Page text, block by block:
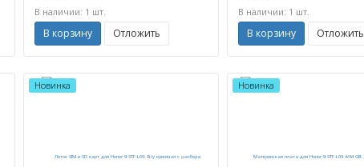
В наличии: 1 шт.
В корзину Отложить
В наличии: 1 шт.
В корзину Отложить
Новинка Новинка